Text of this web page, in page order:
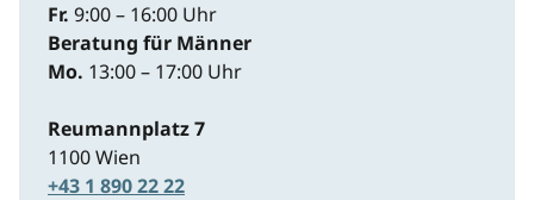
Fr. 9:00 – 16:00 Uhr
Beratung für Männer
Mo. 13:00 – 17:00 Uhr
Reumannplatz 7
1100 Wien
+43 1 890 22 22